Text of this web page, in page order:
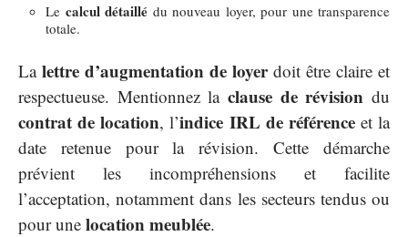
Le calcul détaillé du nouveau loyer, pour une transparence
totale.
La lettre d’augmentation de loyerdoit être claire et
respectueuse. Mentionnez la clause de révision du
contrat de location, l’indice IRL de référenceet la
date retenue pour la révision. Cette démarche
prévient les incompréhensions et facilite
l’acceptation, notamment dans les secteurs tendus ou
pour une location meublée.